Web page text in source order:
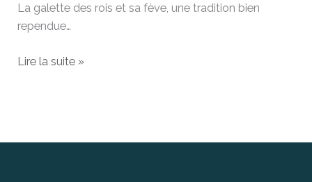
La galette des rois et sa fève, une tradition bien
rependue…
Lire la suite »